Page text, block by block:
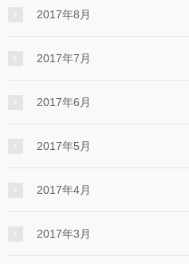
2017年8月
2017年7月
2017年6月
2017年5月
2017年4月
2017年3月